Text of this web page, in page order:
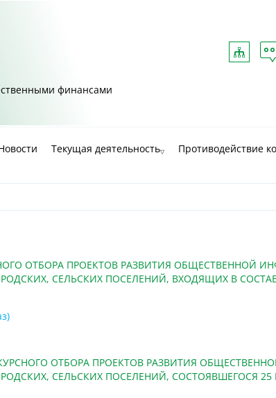
финансами
Карта
сайта
Текущая деятельность Противодействие
ОТБОРА ПРОЕКТОВ РАЗВИТИЯ ОБЩЕСТВЕННОЙ
СЕЛЬСКИХ ПОСЕЛЕНИЙ, ВХОДЯЩИХ В
ОТБОРА ПРОЕКТОВ РАЗВИТИЯ
СЕЛЬСКИХ ПОСЕЛЕНИЙ, СОСТОЯВШЕГОСЯ 25